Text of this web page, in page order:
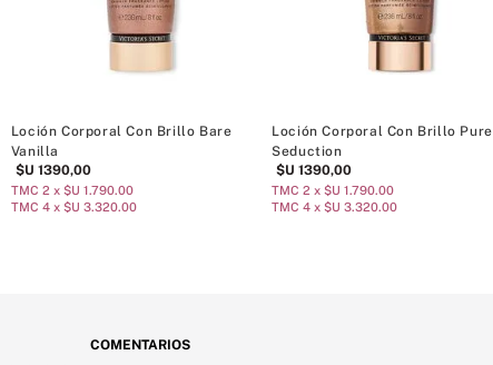
Loción Corporal Con Brillo Bare
Vanilla
$U 1390,00
TMC 2 x $U 1.790.00
TMC 4 x $U 3.320.00
Loción Corporal Con Brillo Pure
Seduction
$U 1390,00
TMC 2 x $U 1.790.00
TMC 4 x $U 3.320.00
COMENTARIOS